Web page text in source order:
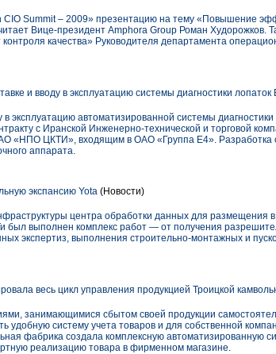
CIO Summit – 2009» презентацию на тему «Повышение
Вице-президент Amphora Group Роман Худорожков.
качества» Руководителя департамента
и вводу в эксплуатацию системы диагностики
эксплуатацию автоматизированной системы
с Иранской Инженерно-технической и торговой
«НПО ЦКТИ», входящим в ОАО «Группа Е4». Разработка
аппарата.
экспансию Yota (Новости)
центра обработки данных для размещения
был выполнен комплекс работ — от получения
экспертиз, выполнения строительно-монтажных и
весь цикл управления продукцией Троицкой
занимающимися сбытом своей продукции
удобную систему учета товаров и для собственной
фабрика создала комплексную автоматизированную
реализацию товара в фирменном магазине.